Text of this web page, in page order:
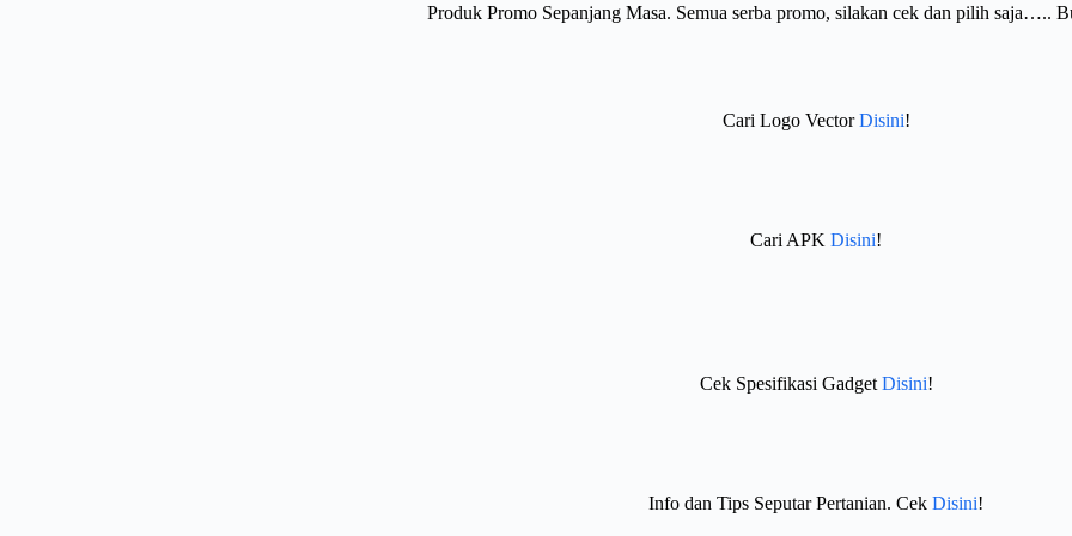
Produk Promo Sepanjang Masa. Semua serba promo, silakan cek dan pilih saja…..
Cari Logo VectorDisini!
Cari APK Disini!
Cek Spesifikasi GadgetDisini!
Info dan Tips Seputar Pertanian. Cek Disini!